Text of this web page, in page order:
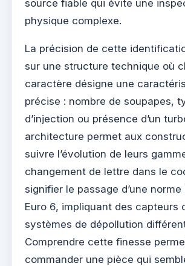
source fiable qui évite une
physique complexe.
La précision de cette
sur une structure technique où
caractère désigne une
précise : nombre de soupapes,
d’injection ou présence d’un
architecture permet aux
suivre l’évolution de leurs
changement de lettre dans le
signifier le passage d’une norme
Euro 6, impliquant des capteurs
systèmes de dépollution
Comprendre cette finesse
commander une pièce qui